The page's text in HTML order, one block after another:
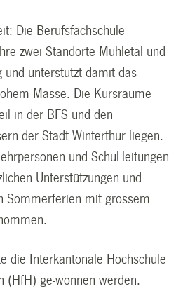
Die Berufsfachschule
zwei Standorte Mühletal und
und unterstützt damit das
Masse. Die Kursräume
in der BFS und den
der Stadt Winterthur liegen.
und Schul-leitungen
Unterstützungen und
Sommerferien mit grossem
die Interkantonale Hochschule
(HfH) ge-wonnen werden.